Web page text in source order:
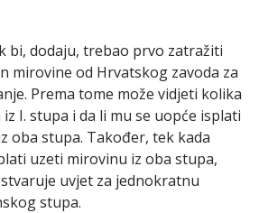
bi, dodaju, trebao prvo zatražiti
mirovine od Hrvatskog zavoda za
Prema tome može vidjeti kolika
I. stupa i da li mu se uopće isplati
oba stupa. Također, tek kada
uzeti mirovinu iz oba stupa,
uvjet za jednokratnu
stupa.